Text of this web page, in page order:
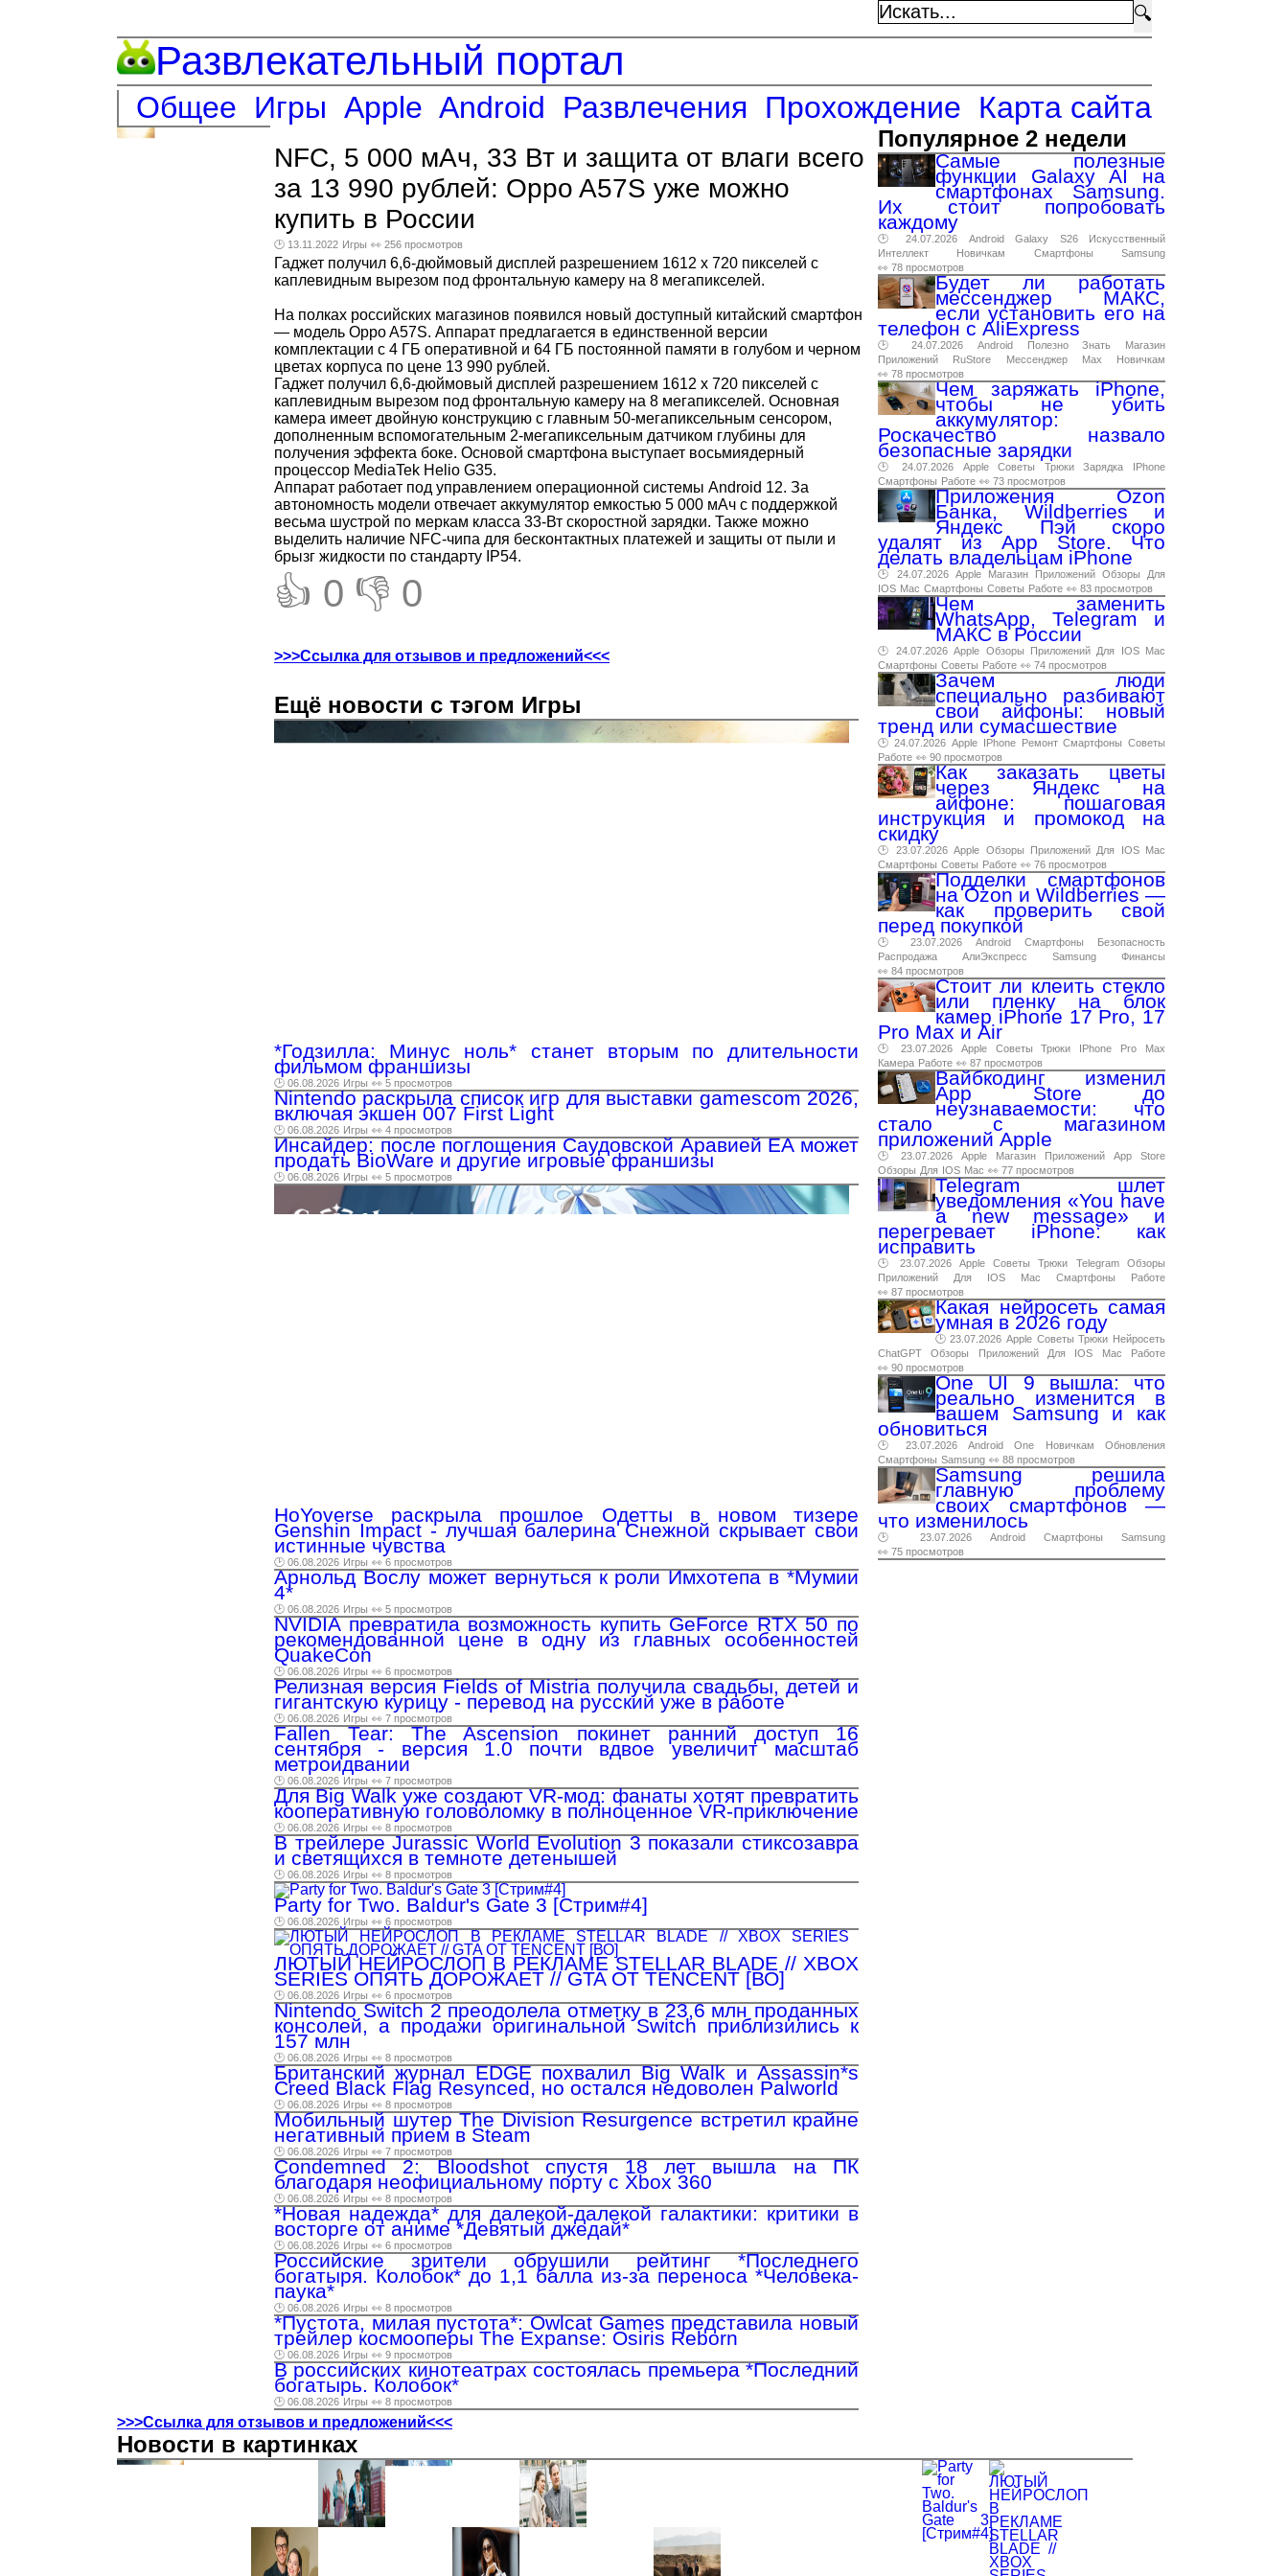
🔍
Развлекательный портал
Общее Игры Apple Android Развлечения Прохождение Карта сайта
NFC, 5 000 мАч, 33 Вт и защита от влаги всего
за 13 990 рублей: Oppo A57S уже можно
купить в России
🕑 13.11.2022 Игры 👀 256 просмотров
Гаджет получил 6,6-дюймовый дисплей разрешением 1612 х 720 пикселей с
каплевидным вырезом под фронтальную камеру на 8 мегапикселей.
На полках российских магазинов появился новый доступный китайский смартфон
— модель Oppo A57S. Аппарат предлагается в единственной версии
комплектации с 4 ГБ оперативной и 64 ГБ постоянной памяти в голубом и черном
цветах корпуса по цене 13 990 рублей.
Гаджет получил 6,6-дюймовый дисплей разрешением 1612 х 720 пикселей с
каплевидным вырезом под фронтальную камеру на 8 мегапикселей. Основная
камера имеет двойную конструкцию с главным 50-мегапиксельным сенсором,
дополненным вспомогательным 2-мегапиксельным датчиком глубины для
получения эффекта боке. Основой смартфона выступает восьмиядерный
процессор MediaTek Helio G35.
Аппарат работает под управлением операционной системы Android 12. За
автономность модели отвечает аккумулятор емкостью 5 000 мАч с поддержкой
весьма шустрой по меркам класса 33-Вт скоростной зарядки. Также можно
выделить наличие NFC-чипа для бесконтактных платежей и защиты от пыли и
брызг жидкости по стандарту IP54.
👍 0 👎 0
>>>Ссылка для отзывов и предложений<<<
Ещё новости с тэгом Игры
*Годзилла: Минус ноль* станет вторым по длительности
фильмом франшизы
🕑 06.08.2026 Игры 👀 5 просмотров
Nintendo раскрыла список игр для выставки gamescom 2026,
включая экшен 007 First Light
🕑 06.08.2026 Игры 👀 4 просмотров
Инсайдер: после поглощения Саудовской Аравией EA может
продать BioWare и другие игровые франшизы
🕑 06.08.2026 Игры 👀 5 просмотров
HoYoverse раскрыла прошлое Одетты в новом тизере
Genshin Impact - лучшая балерина Снежной скрывает свои
истинные чувства
🕑 06.08.2026 Игры 👀 6 просмотров
Арнольд Вослу может вернуться к роли Имхотепа в *Мумии
4*
🕑 06.08.2026 Игры 👀 5 просмотров
NVIDIA превратила возможность купить GeForce RTX 50 по
рекомендованной цене в одну из главных особенностей
QuakeCon
🕑 06.08.2026 Игры 👀 6 просмотров
Релизная версия Fields of Mistria получила свадьбы, детей и
гигантскую курицу - перевод на русский уже в работе
🕑 06.08.2026 Игры 👀 7 просмотров
Fallen Tear: The Ascension покинет ранний доступ 16
сентября - версия 1.0 почти вдвое увеличит масштаб
метроидвании
🕑 06.08.2026 Игры 👀 7 просмотров
Для Big Walk уже создают VR-мод: фанаты хотят превратить
кооперативную головоломку в полноценное VR-приключение
🕑 06.08.2026 Игры 👀 8 просмотров
В трейлере Jurassic World Evolution 3 показали стиксозавра
и светящихся в темноте детенышей
🕑 06.08.2026 Игры 👀 8 просмотров
Party for Two. Baldur's Gate 3 [Стрим#4]
🕑 06.08.2026 Игры 👀 6 просмотров
ЛЮТЫЙ НЕЙРОСЛОП В РЕКЛАМЕ STELLAR BLADE // XBOX
SERIES ОПЯТЬ ДОРОЖАЕТ // GTA ОТ TENCENT [ВО]
🕑 06.08.2026 Игры 👀 6 просмотров
Nintendo Switch 2 преодолела отметку в 23,6 млн проданных
консолей, а продажи оригинальной Switch приблизились к
157 млн
🕑 06.08.2026 Игры 👀 8 просмотров
Британский журнал EDGE похвалил Big Walk и Assassin*s
Creed Black Flag Resynced, но остался недоволен Palworld
🕑 06.08.2026 Игры 👀 8 просмотров
Мобильный шутер The Division Resurgence встретил крайне
негативный прием в Steam
🕑 06.08.2026 Игры 👀 7 просмотров
Condemned 2: Bloodshot спустя 18 лет вышла на ПК
благодаря неофициальному порту с Xbox 360
🕑 06.08.2026 Игры 👀 8 просмотров
*Новая надежда* для далекой-далекой галактики: критики в
восторге от аниме *Девятый джедай*
🕑 06.08.2026 Игры 👀 6 просмотров
Российские зрители обрушили рейтинг *Последнего
богатыря. Колобок* до 1,1 балла из-за переноса *Человека-
паука*
🕑 06.08.2026 Игры 👀 8 просмотров
*Пустота, милая пустота*: Owlcat Games представила новый
трейлер космооперы The Expanse: Osiris Reborn
🕑 06.08.2026 Игры 👀 9 просмотров
В российских кинотеатрах состоялась премьера *Последний
богатырь. Колобок*
🕑 06.08.2026 Игры 👀 8 просмотров
Популярное 2 недели
Самые полезные
функции Galaxy AI на
смартфонах Samsung.
Их стоит попробовать
каждому
🕑 24.07.2026 Android Galaxy S26
Искусственный
Интеллект
Новичкам Смартфоны
Samsung
👀 78 просмотров
Будет ли работать
мессенджер МАКС,
если установить его на
телефон с AliExpress
🕑 24.07.2026 Android Полезно Знать
Магазин
Приложений
RuStore Мессенджер Max
Новичкам
👀 78 просмотров
Чем заряжать iPhone,
чтобы не убить
аккумулятор:
Роскачество назвало
безопасные зарядки
🕑 24.07.2026 Apple Советы Трюки Зарядка
IPhone
Смартфоны Работе 👀 73 просмотров
Приложения Ozon
Банка, Wildberries и
Яндекс Пэй скоро
удалят из App Store. Что
делать владельцам iPhone
🕑 24.07.2026 Apple Магазин Приложений Обзоры
Для
IOS Mac Смартфоны Советы Работе 👀 83 просмотров
Чем заменить
WhatsApp, Telegram и
МАКС в России
🕑 24.07.2026 Apple Обзоры Приложений Для IOS
Mac
Смартфоны Советы Работе 👀 74 просмотров
Зачем люди
специально разбивают
свои айфоны: новый
тренд или сумасшествие
🕑 24.07.2026 Apple IPhone Ремонт Смартфоны Советы
Работе 👀 90 просмотров
Как заказать цветы
через Яндекс на
айфоне: пошаговая
инструкция и промокод на
скидку
🕑 23.07.2026 Apple Обзоры Приложений Для IOS
Mac
Смартфоны Советы Работе 👀 76 просмотров
Подделки смартфонов
на Ozon и Wildberries —
как проверить свой
перед покупкой
🕑 23.07.2026 Android Смартфоны
Безопасность
Распродажа
АлиЭкспресс Samsung
Финансы
👀 84 просмотров
Стоит ли клеить стекло
или пленку на блок
камер iPhone 17 Pro, 17
Pro Max и Air
🕑 23.07.2026 Apple Советы Трюки IPhone Pro
Max
Камера Работе 👀 87 просмотров
Вайбкодинг изменил
App Store до
неузнаваемости: что
стало с магазином
приложений Apple
🕑 23.07.2026 Apple Магазин Приложений App
Store
Обзоры Для IOS Mac 👀 77 просмотров
Telegram шлет
уведомления «You have
a new message» и
перегревает iPhone: как
исправить
🕑 23.07.2026 Apple Советы Трюки Telegram
Обзоры
Приложений
Для IOS Mac Смартфоны
Работе
👀 87 просмотров
Какая нейросеть самая
умная в 2026 году
🕑 23.07.2026 Apple Советы Трюки Нейросеть
ChatGPT
Обзоры Приложений Для IOS Mac
Работе
👀 90 просмотров
One UI 9 вышла: что
реально изменится в
вашем Samsung и как
обновиться
🕑 23.07.2026 Android One Новичкам
Обновления
Смартфоны Samsung 👀 88 просмотров
Samsung решила
главную проблему
своих смартфонов —
что изменилось
🕑 23.07.2026 Android Смартфоны
Samsung
👀 75 просмотров
>>>Ссылка для отзывов и предложений<<<
Новости в картинках